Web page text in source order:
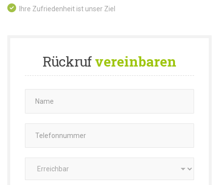
Ihre Zufriedenheit ist unser Ziel
Rückrufvereinbaren